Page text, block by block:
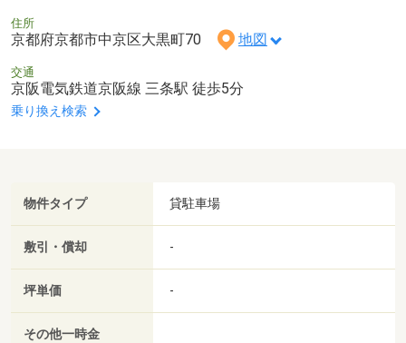
住所
京都府京都市中京区大黒町70 地図
交通
京阪電気鉄道京阪線 三条駅 徒歩5分
乗り換え検索
物件タイプ 貸駐車場
敷引・償却 -
坪単価 -
その他一時金